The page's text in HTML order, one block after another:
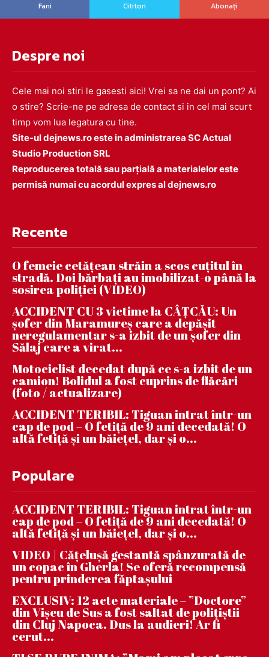
Fani
Cititori
Abonați
Despre noi
Cele mai noi stiri le gasesti aici! Vrei sa ne dai un pont? Ai
o stire? Scrie-ne pe adresa de contact si in cel mai scurt
timp vom lua legatura cu tine.
Site-ul dejnews.ro este in administrarea SC Actual
Studio Production SRL
Reproducerea totală sau parțială a materialelor este
permisă numai cu acordul expres al dejnews.ro
Recente
O femeie cetățean străin a scos cuțitul în
stradă. Doi bărbați au imobilizat-o până la
sosirea poliției (VIDEO)
ACCIDENT CU 3 victime la CÂȚCĂU: Un
șofer din Maramureș care a depășit
neregulamentar s-a izbit de un șofer din
Sălaj care a virat...
Motociclist decedat după ce s-a izbit de un
camion! Bolidul a fost cuprins de flăcări
(foto / actualizare)
ACCIDENT TERIBIL: Tiguan intrat într-un
cap de pod – O fetiță de 9 ani decedată! O
altă fetiță și un băiețel, dar și o...
Populare
ACCIDENT TERIBIL: Tiguan intrat într-un
cap de pod – O fetiță de 9 ani decedată! O
altă fetiță și un băiețel, dar și o...
VIDEO | Căţeluşă gestantă spânzurată de
un copac în Gherla! Se oferă recompensă
pentru prinderea făptaşului
EXCLUSIV: 12 acte materiale – ”Doctore”
din Vișeu de Sus a fost saltat de polițiștii
din Cluj Napoca. Dus la audieri! Ar fi
cerut...